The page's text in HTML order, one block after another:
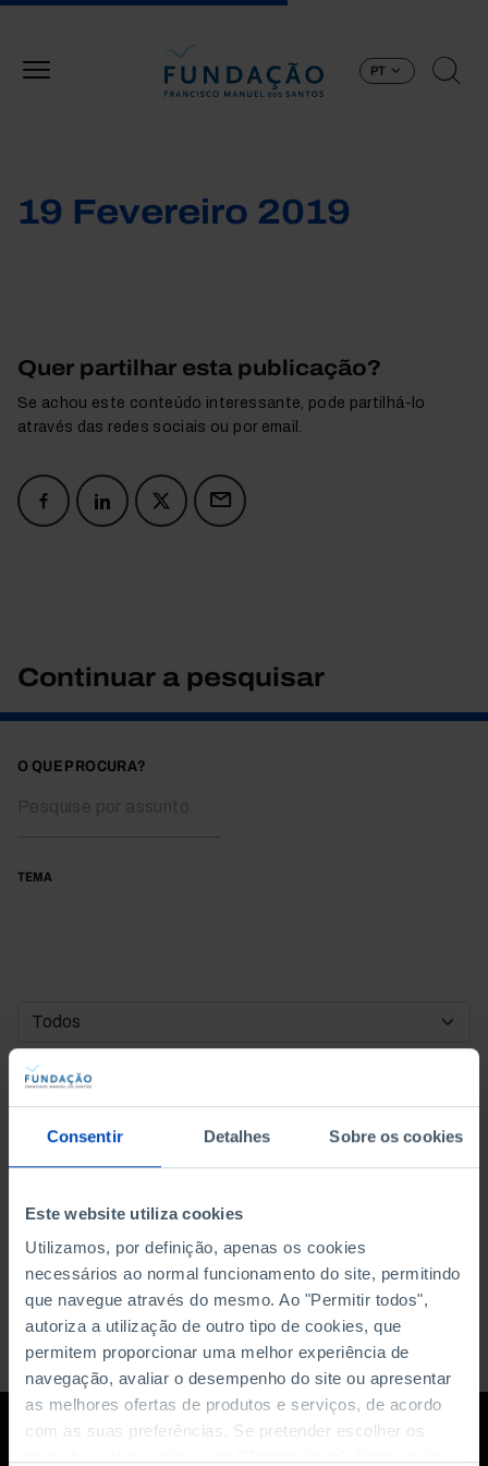
Consentir Detalhes Sobre os cookies
Este website utiliza cookies
Utilizamos, por definição, apenas os cookies
necessários ao normal funcionamento do site, permitindo
que navegue através do mesmo. Ao "Permitir todos",
autoriza a utilização de outro tipo de cookies, que
permitem proporcionar uma melhor experiência de
navegação, avaliar o desempenho do site ou apresentar
as melhores ofertas de produtos e serviços, de acordo
com as suas preferências. Se pretender escolher os
PT
19 Fevereiro 2019
Quer partilhar esta publicação?
Se achou este conteúdo interessante, pode partilhá-lo
através das redes sociais ou por email.
Continuar a pesquisar
O QUE PROCURA?
TEMA
DATA DE INÍCIO
DATA DE FIM